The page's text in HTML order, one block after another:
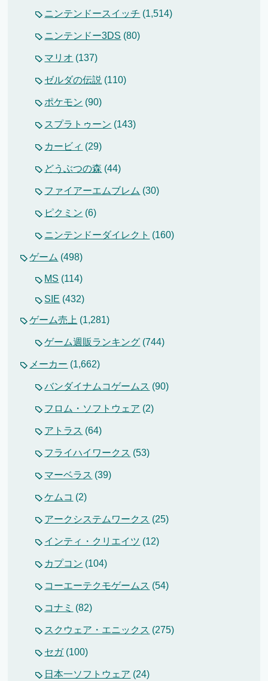
ニンテンドースイッチ (1,514)
ニンテンドー3DS (80)
マリオ (137)
ゼルダの伝説 (110)
ポケモン (90)
スプラトゥーン (143)
カービィ (29)
どうぶつの森 (44)
ファイアーエムブレム (30)
ピクミン (6)
ニンテンドーダイレクト (160)
ゲーム (498)
MS (114)
SIE (432)
ゲーム売上 (1,281)
ゲーム週販ランキング (744)
メーカー (1,662)
バンダイナムコゲームス (90)
フロム・ソフトウェア (2)
アトラス (64)
フライハイワークス (53)
マーベラス (39)
ケムコ (2)
アークシステムワークス (25)
インティ・クリエイツ (12)
カプコン (104)
コーエーテクモゲームス (54)
コナミ (82)
スクウェア・エニックス (275)
セガ(100)
日本一ソフトウェア (24)